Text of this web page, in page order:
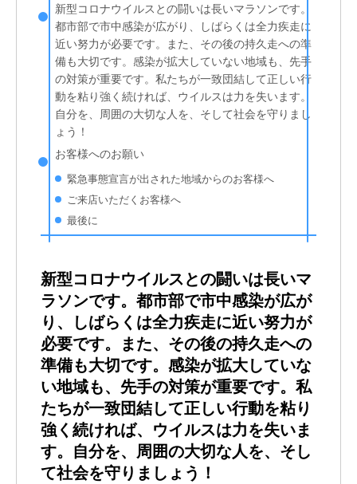
新型コロナウイルスとの闘いは長いマラソンです。
都市部で市中感染が広がり、しばらくは全力疾走に
近い努力が必要です。また、その後の持久走への準
備も大切です。感染が拡大していない地域も、先手
の対策が重要です。私たちが一致団結して正しい行
動を粘り強く続ければ、ウイルスは力を失います。
自分を、周囲の大切な人を、そして社会を守りまし
ょう！
お客様へのお願い
緊急事態宣言が出された地域からのお客様へ
ご来店いただくお客様へ
最後に
新型コロナウイルスとの闘いは長いマ
ラソンです。都市部で市中感染が広が
り、しばらくは全力疾走に近い努力が
必要です。また、その後の持久走への
準備も大切です。感染が拡大していな
い地域も、先手の対策が重要です。私
たちが一致団結して正しい行動を粘り
強く続ければ、ウイルスは力を失いま
す。自分を、周囲の大切な人を、そし
て社会を守りましょう！